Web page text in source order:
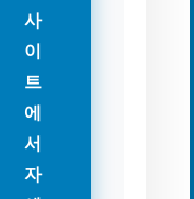
사
이
트
에
서
자